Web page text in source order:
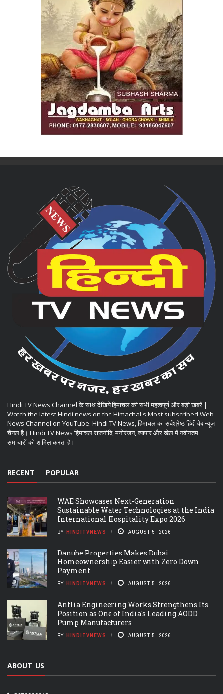
Hindi TV News Channel के साथ देखिये हिमाचल की सभी महत्वपूर्ण और बड़ी खबरें |
Watch the latest Hindi news on the Himachal's Most subscribed Web
News Channel on YouTube. Hindi TV News, हिमाचल का सर्वश्रेष्ठ हिंदी वेब न्यूज
चैनल है। Hindi TV News हिमाचल राजनीति, मनोरंजन, व्यापार और खेल में नवीनतम
समाचारों को शामिल करता है।
RECENT POPULAR
WAE Showcases Next-Generation
Sustainable Water Technologies at the India
International Hospitality Expo 2026
BY HINDITVNEWS AUGUST 5, 2026
Danube Properties Makes Dubai
Homeownership Easier with Zero Down
Payment
BY HINDITVNEWS AUGUST 5, 2026
Antlia Engineering Works Strengthens Its
Position as One of India's Leading AODD
Pump Manufacturers
BY HINDITVNEWS AUGUST 5, 2026
ABOUT US